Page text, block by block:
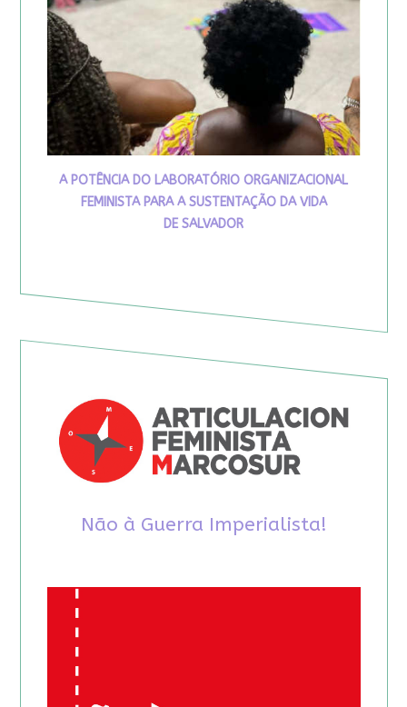
A POTÊNCIA DO LABORATÓRIO ORGANIZACIONAL
FEMINISTA PARA A SUSTENTAÇÃO DA VIDA
DE SALVADOR
Não à Guerra Imperialista!